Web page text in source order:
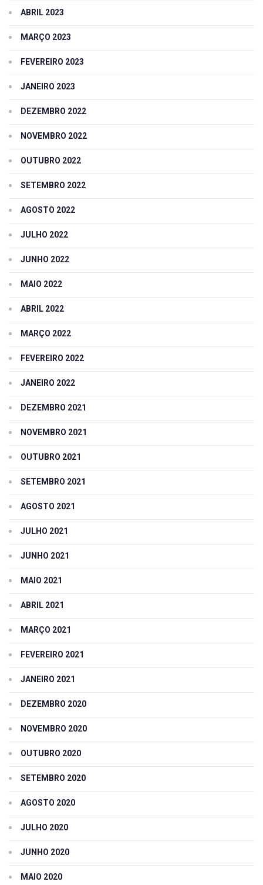
ABRIL 2023
MARÇO 2023
FEVEREIRO 2023
JANEIRO 2023
DEZEMBRO 2022
NOVEMBRO 2022
OUTUBRO 2022
SETEMBRO 2022
AGOSTO 2022
JULHO 2022
JUNHO 2022
MAIO 2022
ABRIL 2022
MARÇO 2022
FEVEREIRO 2022
JANEIRO 2022
DEZEMBRO 2021
NOVEMBRO 2021
OUTUBRO 2021
SETEMBRO 2021
AGOSTO 2021
JULHO 2021
JUNHO 2021
MAIO 2021
ABRIL 2021
MARÇO 2021
FEVEREIRO 2021
JANEIRO 2021
DEZEMBRO 2020
NOVEMBRO 2020
OUTUBRO 2020
SETEMBRO 2020
AGOSTO 2020
JULHO 2020
JUNHO 2020
MAIO 2020